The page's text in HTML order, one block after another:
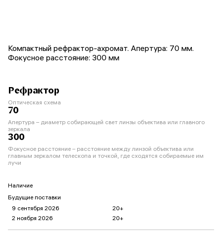
Компактный рефрактор-ахромат. Апертура: 70 мм.
Фокусное расстояние: 300 мм
Рефрактор
Оптическая схема
70
Апертура – диаметр собирающей свет линзы объектива или главного
зеркала
300
Фокусное расстояние – расстояние между линзой объектива или
главным зеркалом телескопа и точкой, где сходятся собираемые им
лучи
Наличие
Будущие поставки
9 сентября 2026
20+
2 ноября 2026
20+